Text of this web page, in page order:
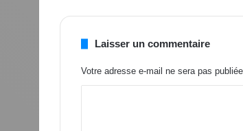
Laisser un commentaire
Votre adresse e-mail ne sera pas